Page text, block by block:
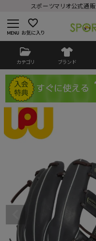
スポーツマリオ公式通
favorite_border
お気に入り
カテゴリ ブランド
ログイン
ようこそ ゲスト 様